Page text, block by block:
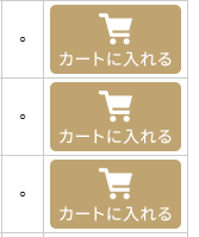
○
○
○